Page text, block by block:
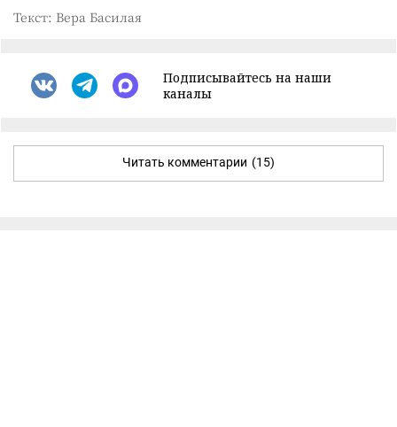
Текст: Вера Басилая
Подписывайтесь на наши
каналы
Читать комментарии (15)